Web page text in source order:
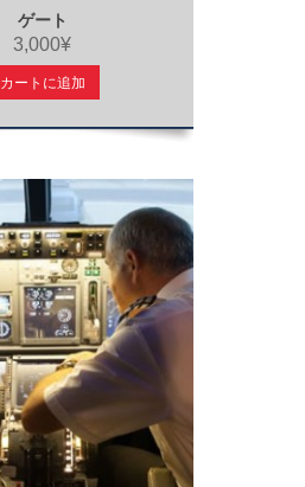
ゲート
3,000¥
カートに追加